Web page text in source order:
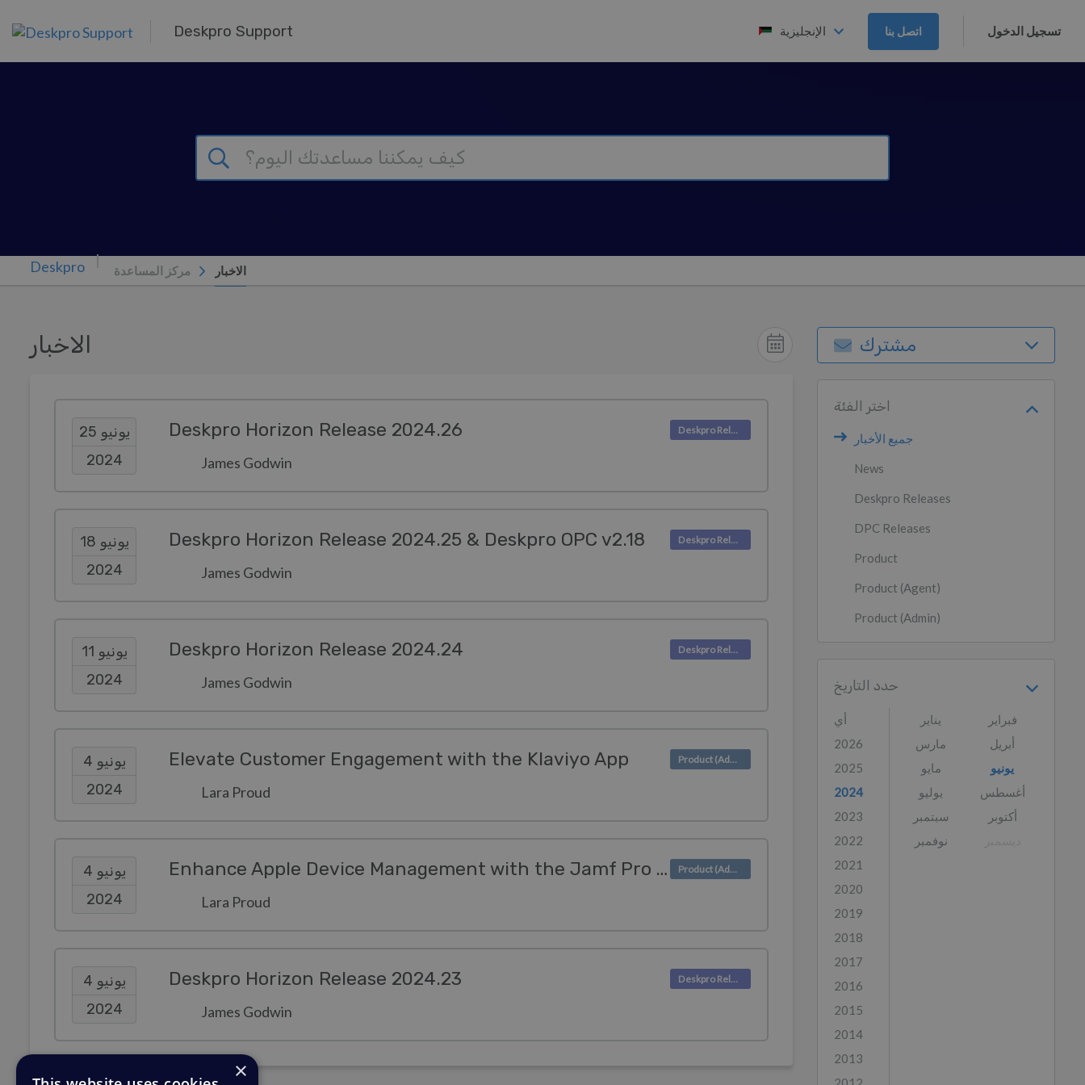
Deskpro Support الإنجليزية اتصل بنا تسجيل الدخول
مركز المساعدة الاخبار
الاخبار
يونيو 25
2024
Deskpro Horizon Release 2024.26
James Godwin
Deskpro Releases
يونيو 18
2024
Deskpro Horizon Release 2024.25 & Deskpro OPC v2.18
James Godwin
Deskpro Releases
يونيو 11
2024
Deskpro Horizon Release 2024.24
James Godwin
Deskpro Releases
يونيو 4
2024
Elevate Customer Engagement with the Klaviyo App
Lara Proud
Product (Admin)
يونيو 4
2024
Enhance Apple Device Management with the Jamf Pro App
Lara Proud
Product (Admin)
يونيو 4
2024
Deskpro Horizon Release 2024.23
James Godwin
Deskpro Releases
مشترك
اختر الفئة
جميع الأخبار
News
Deskpro Releases
DPC Releases
Product
Product (Agent)
Product (Admin)
حدد التاريخ
أي
2026
2025
2024
2023
2022
2021
2020
2019
2018
2017
2016
2015
2014
2013
يناير
فبراير
مارس
أبريل
مايو
يونيو
يوليو
أغسطس
سبتمبر
أكتوبر
نوفمبر
×